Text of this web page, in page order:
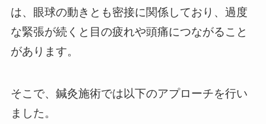
は、眼球の動きとも密接に関係しており、過度
な緊張が続くと目の疲れや頭痛につながること
があります。
そこで、鍼灸施術では以下のアプローチを行い
ました。